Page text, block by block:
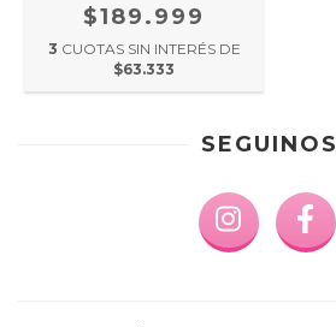
$189.999
3 CUOTAS SIN INTERÉS DE
$63.333
SEGUINOS